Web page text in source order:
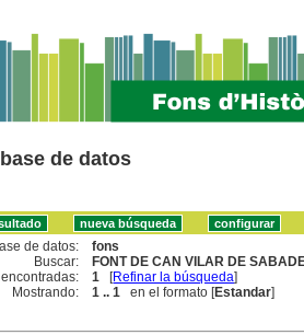
de datos
de datos:
fons
Buscar:
FONT DE CAN VILAR DE
1 [Refinar la búsqueda]
Mostrando:
1 .. 1 en el formato [Estandar]